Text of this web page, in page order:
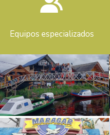
Equipos especializados